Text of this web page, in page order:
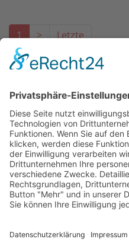
1 > Letzte
Das Projekt zur
Ansprechstellen für
Hessen wird gefördert aus
Integrationsamtes. Das
des Hessischen
Jugend und Soziales von
Bildungswerks der
durchgeführt.